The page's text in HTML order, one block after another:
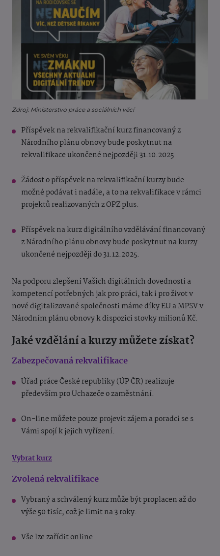
Zdroj: Ministerstvo práce a sociálních věcí
Příspěvek na rekvalifikační kurz financovaný z
Národního plánu obnovy bude poskytnut na
rekvalifikace ukončené nejpozději 31.10.2025
Žádost o příspěvek na rekvalifikační kurzy bude
možné podávat i nadále, a to na rekvalifikace v rámci
projektů realizovaných z OPZ plus.
Příspěvek na kurz digitálního vzdělávání financovaný
z Národního plánu obnovy bude poskytnut na kurzy
ukončené nejpozději do 31.12.2025.
Na podporu zlepšení Vašich digitálních dovedností a
kompetencí potřebných jak pro práci, tak i pro život v
nové digitalizované společnosti máme díky EU a MPSV v
Národním plánu obnovy k dispozici stovky milionů Kč.
Jaké vzdělání a kurzy můžete získat?
Zabezpečovaná rekvalifikace
Úřad práce České republiky (ÚP ČR) realizuje
především pro Uchazeče o zaměstnání.
On-line můžete pouze projevit zájem a poradci se s
Vámi spojí k jejich vyřízení.
Vybrat kurz
Zvolená rekvalifikace
Vybraný a schválený kurz může být proplacen až do
výše 50 tisíc, což je limit na 3 roky.
Vše lze zařídit online.